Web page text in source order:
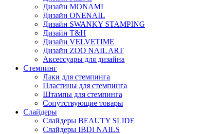
Дизайн MONAMI
Дизайн ONENAIL
Дизайн SWANKY STAMPING
Дизайн T&H
Дизайн VELVETIME
Дизайн ZOO NAIL ART
Аксессуары для дизайна
Стемпинг
Лаки для стемпинга
Пластины для стемпинга
Штампы для стемпинга
Сопутствующие товары
Слайдеры
Слайдеры BEAUTY SLIDE
Слайдеры IBDI NAILS